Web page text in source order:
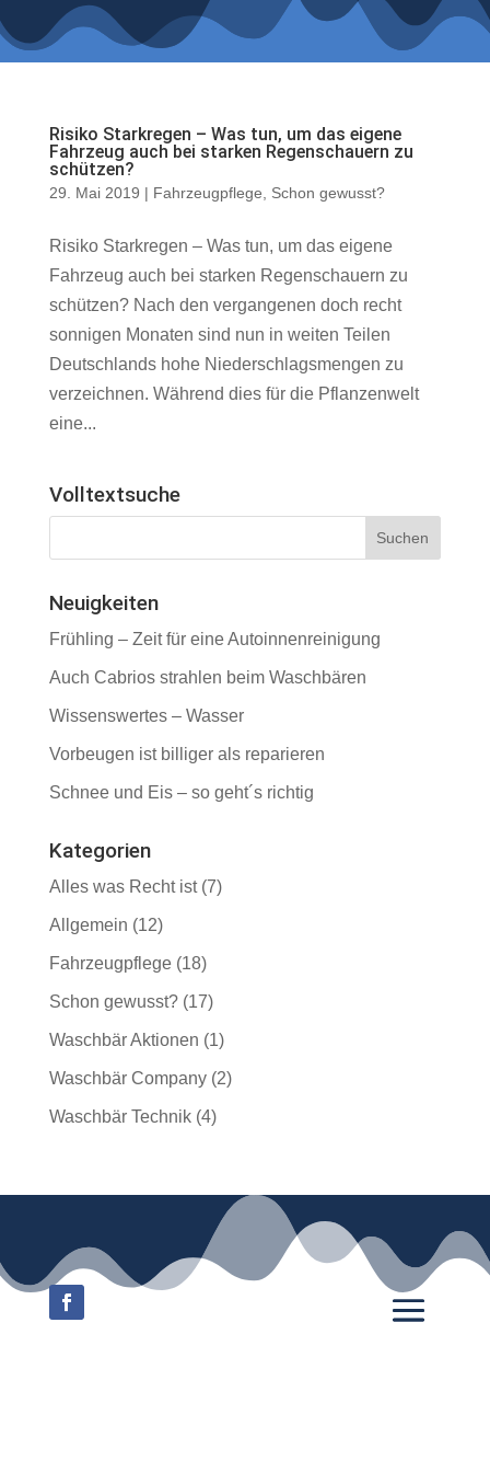
Risiko Starkregen – Was tun, um das eigene
Fahrzeug auch bei starken Regenschauern zu
schützen?
29. Mai 2019 | Fahrzeugpflege Schon gewusst?
Risiko Starkregen – Was tun, um das eigene
Fahrzeug auch bei starken Regenschauern zu
schützen? Nach den vergangenen doch recht
sonnigen Monaten sind nun in weiten Teilen
Deutschlands hohe Niederschlagsmengen zu
verzeichnen. Während dies für die Pflanzenwelt
eine...
Volltextsuche
Neuigkeiten
Frühling – Zeit für eine Autoinnenreinigung
Auch Cabrios strahlen beim Waschbären
Wissenswertes – Wasser
Vorbeugen ist billiger als reparieren
Schnee und Eis – so geht´s richtig
Kategorien
Alles was Recht ist(7)
Allgemein (12)
Fahrzeugpflege(18)
Schon gewusst?(17)
Waschbär Aktionen (1)
Waschbär Company(2)
Waschbär Technik(4)